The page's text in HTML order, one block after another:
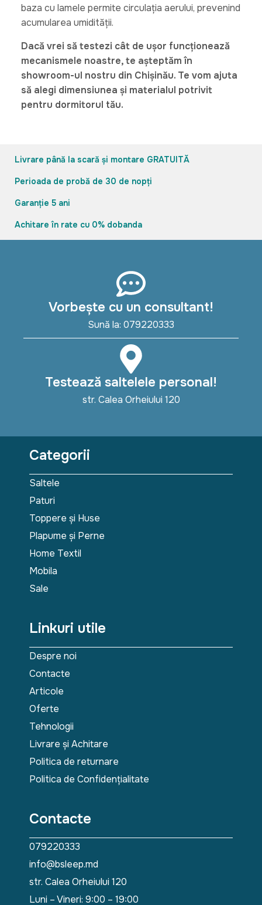
baza cu lamele permite circulația aerului, prevenind
acumularea umidității.
Dacă vrei să testezi cât de ușor funcționează
mecanismele noastre, te așteptăm în
showroom-ul nostru din Chișinău. Te vom ajuta
să alegi dimensiunea și materialul potrivit
pentru dormitorul tău.
Livrare până la scară și montare GRATUITĂ
Perioada de probă de 30 de nopți
Garanție 5 ani
Achitare în rate cu 0% dobanda
Vorbește cu un consultant!
Sună la: 079220333
Testează saltelele personal!
str. Calea Orheiului 120
Categorii
Saltele
Paturi
Toppere și Huse
Plapume și Perne
Home Textil
Mobila
Sale
Linkuri utile
Despre noi
Contacte
Articole
Oferte
Tehnologii
Livrare și Achitare
Politica de returnare
Politica de Confidențialitate
Contacte
079220333
info@bsleep.md
str. Calea Orheiului 120
Luni – Vineri: 9:00 – 19:00